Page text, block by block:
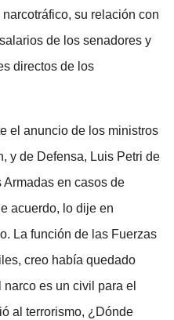
su relación con
de los senadores y
directos de los
el anuncio de los ministros
y de Defensa, Luis Petri de
Armadas en casos de
acuerdo, lo dije en
La función de las Fuerzas
creo había quedado
es un civil para el
al terrorismo, ¿Dónde